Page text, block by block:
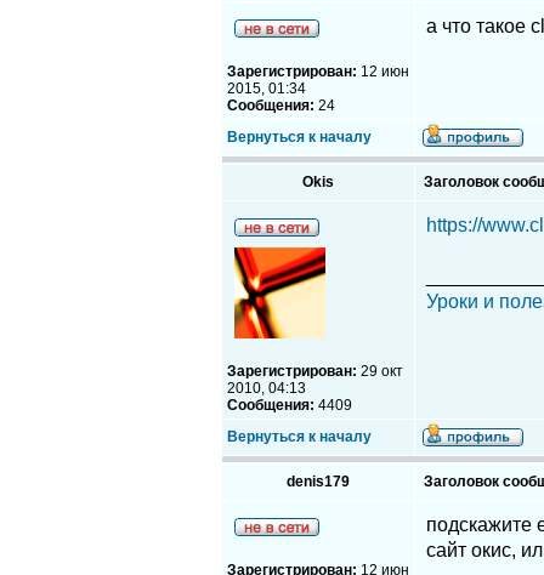
Зарегистрирован: 12 июн
2015, 01:34
Сообщения: 24
а что такое
Вернуться к началу
Okis Заголовок
Зарегистрирован: 29 окт
2010, 04:13
Сообщения: 4409
https://
Уроки и
Вернуться к началу
denis179 Заголовок
Зарегистрирован: 12 июн
подскажите
сайт окис,